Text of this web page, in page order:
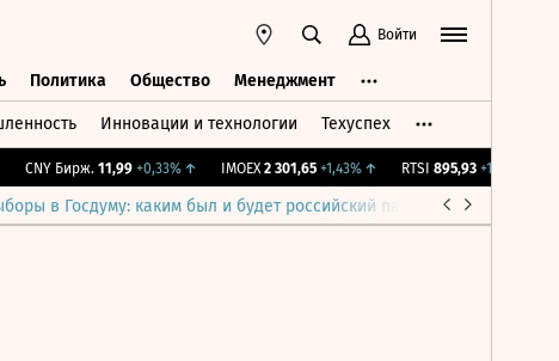
Войти
Политика Общество Менеджмент
Инновации и технологии Техуспех
CNY Бирж. 11,99 +0,33%↑ IMOEX 2 301,65 +1,43%↑ RTSI 895,93 +1,68%
в Госдуму: каким был и будет российский парламент